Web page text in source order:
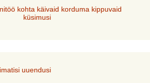
kohta käivaid korduma kippuvaid
küsimusi
uuendusi